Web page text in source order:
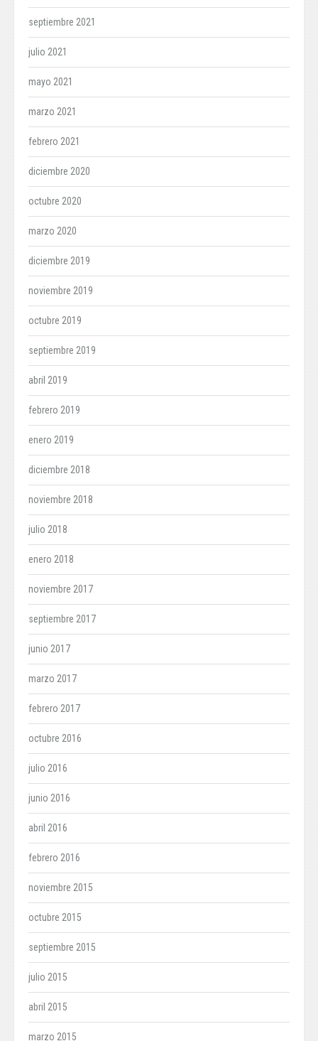
septiembre 2021
julio 2021
mayo 2021
marzo 2021
febrero 2021
diciembre 2020
octubre 2020
marzo 2020
diciembre 2019
noviembre 2019
octubre 2019
septiembre 2019
abril 2019
febrero 2019
enero 2019
diciembre 2018
noviembre 2018
julio 2018
enero 2018
noviembre 2017
septiembre 2017
junio 2017
marzo 2017
febrero 2017
octubre 2016
julio 2016
junio 2016
abril 2016
febrero 2016
noviembre 2015
octubre 2015
septiembre 2015
julio 2015
abril 2015
marzo 2015